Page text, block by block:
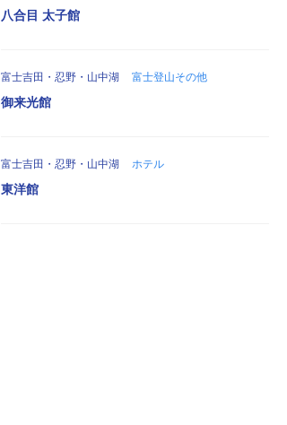
八合目 太子館
富士吉田・忍野・山中湖 富士登山その他
御来光館
富士吉田・忍野・山中湖 ホテル
東洋館